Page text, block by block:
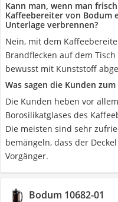
Kann man, wenn man
Kaffeebereiter von Bodum
Unterlage verbrennen?
Nein, mit dem
Brandflecken auf dem
bewusst mit Kunststoff
Was sagen die Kunden
Die Kunden heben vor
Borosilikatglases des
Die meisten sind sehr
bemängeln, dass der
Vorgänger.
Bodum 10682-01